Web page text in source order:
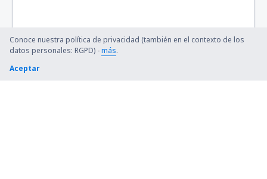
Conoce nuestra política de privacidad (también en el contexto de los
datos personales: RGPD) -más.
Aceptar